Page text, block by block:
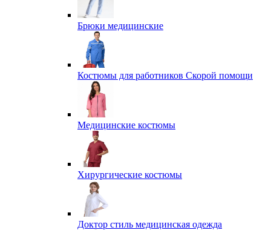
Брюки медицинские
Костюмы для работников Скорой помощи
Медицинские костюмы
Хирургические костюмы
Доктор стиль медицинская одежда